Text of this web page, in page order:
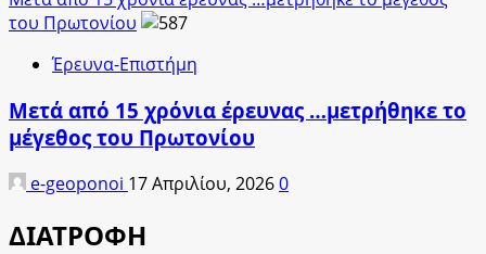
του Πρωτονίου
Έρευνα-Επιστήμη
Μετά από 15 χρόνια έρευνας …μετρήθηκε το
μέγεθος του Πρωτονίου
e-geoponoi 17 Απριλίου, 20260
ΔΙΑΤΡΟΦΗ